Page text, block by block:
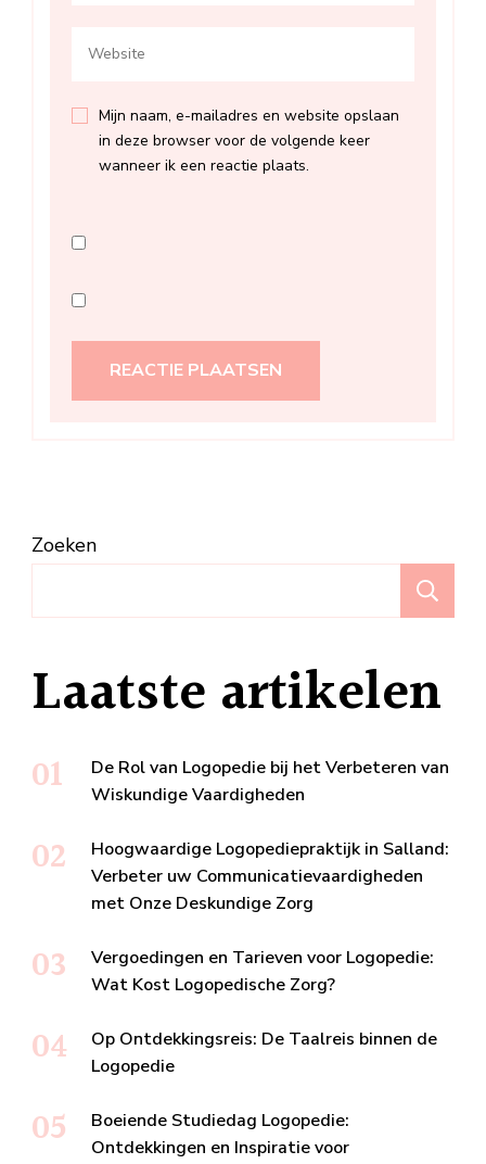
Mijn naam, e-mailadres en website opslaan
in deze browser voor de volgende keer
wanneer ik een reactie plaats.
Zoeken
Laatste artikelen
De Rol van Logopedie bij het Verbeteren van
Wiskundige Vaardigheden
Hoogwaardige Logopediepraktijk in Salland:
Verbeter uw Communicatievaardigheden
met Onze Deskundige Zorg
Vergoedingen en Tarieven voor Logopedie:
Wat Kost Logopedische Zorg?
Op Ontdekkingsreis: De Taalreis binnen de
Logopedie
Boeiende Studiedag Logopedie:
Ontdekkingen en Inspiratie voor